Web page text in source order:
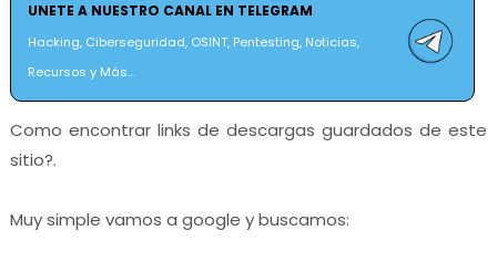
UNETE A NUESTRO CANAL EN TELEGRAM
Hacking, Ciberseguridad, OSINT, Pentesting, Noticias,
Recursos y Más...
Como encontrar links de descargas guardados de este
sitio?.
Muy simple vamos a google y buscamos: